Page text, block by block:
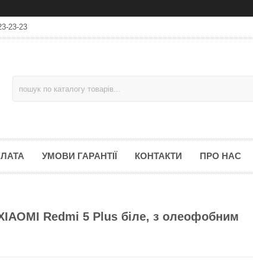
23-23
УМОВИ ГАРАНТІЇ КОНТАКТИ ПРО НАС
Redmi 5 Plus біле, з олеофобним